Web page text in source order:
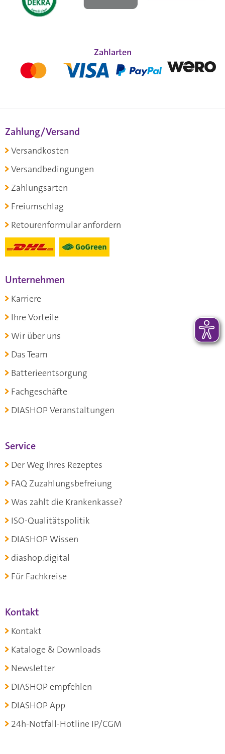
Zahlarten
Zahlung/Versand
Versandkosten
Versandbedingungen
Zahlungsarten
Freiumschlag
Retourenformular anfordern
Unternehmen
Karriere
Ihre Vorteile
Wir über uns
Das Team
Batterieentsorgung
Fachgeschäfte
DIASHOP Veranstaltungen
Service
Der Weg Ihres Rezeptes
FAQ Zuzahlungsbefreiung
Was zahlt die Krankenkasse?
ISO-Qualitätspolitik
DIASHOP Wissen
diashop.digital
Für Fachkreise
Kontakt
Kontakt
Kataloge & Downloads
Newsletter
DIASHOP empfehlen
DIASHOP App
24h-Notfall-Hotline IP/CGM